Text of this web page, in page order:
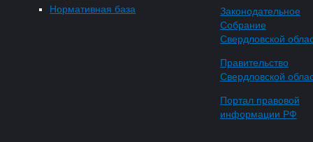
Нормативная база
Законодательное
Собрание
Свердловской
Правительство
Свердловской
Портал правовой
информации РФ